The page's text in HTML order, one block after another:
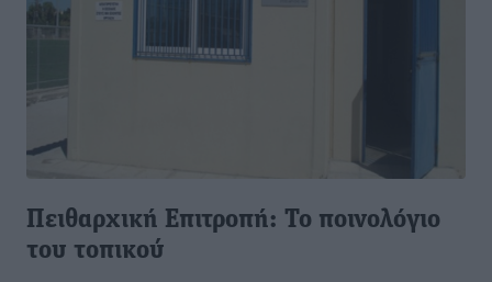
Πειθαρχική Επιτροπή: Το ποινολόγιο
του τοπικού